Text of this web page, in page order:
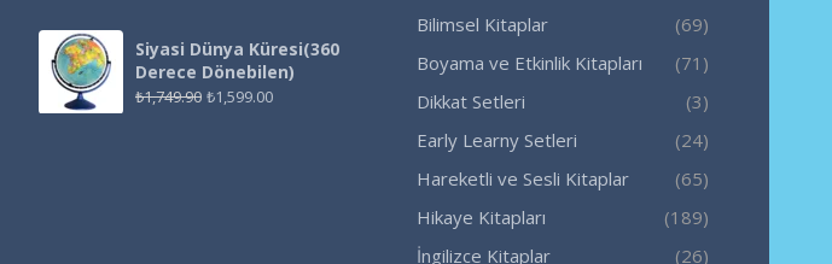
Siyasi Dünya Küresi(360
Derece Dönebilen)
₺1,749.90 ₺1,599.00
Bilimsel Kitaplar
(69)
Boyama ve Etkinlik Kitapları
(71)
Dikkat Setleri
(3)
Early Learny Setleri
(24)
Hareketli ve Sesli Kitaplar
(65)
Hikaye Kitapları
(189)
İngilizce Kitaplar
(26)